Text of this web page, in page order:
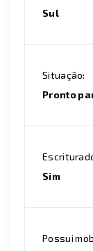
Sul
Situação:
Pronto
Sim
Possui